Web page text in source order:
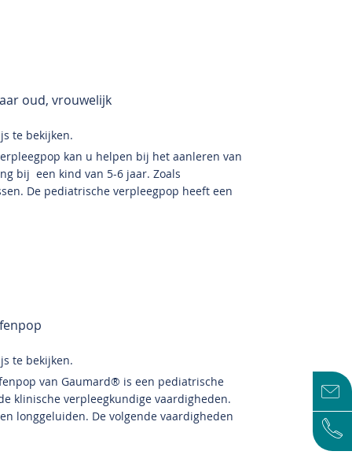
oud, vrouwelijk
te bekijken.
kan u helpen bij het aanleren van
bij een kind van 5-6 jaar. Zoals
De pediatrische verpleegpop heeft een
te bekijken.
van Gaumard® is een pediatrische
klinische verpleegkundige vaardigheden.
longgeluiden. De volgende vaardigheden